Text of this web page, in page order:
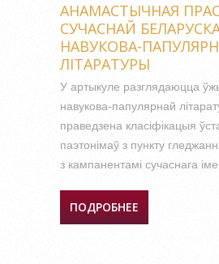
БЕРАСЦЕЙСКІХ
АНАМАСТЫЧНАЯ
СУЧАСНАЙ
НАВУКОВА-
ЛІТАРАТУРЫ
У артыкуле разглядаюцца
навукова-папулярнай
праведзена класіфікацыя
паэтонімаў з пункту
з кампанентамі сучаснага
ПОДРОБНЕЕ
ПРАСТОРА